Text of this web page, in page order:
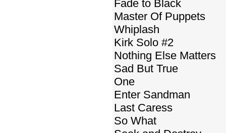
Fade to Black
Master Of Puppets
Whiplash
Kirk Solo #2
Nothing Else Matters
Sad But True
One
Enter Sandman
Last Caress
So What